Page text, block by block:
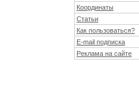
Координаты
Статьи
Как пользоваться?
E-mail подписка
Реклама на сайте